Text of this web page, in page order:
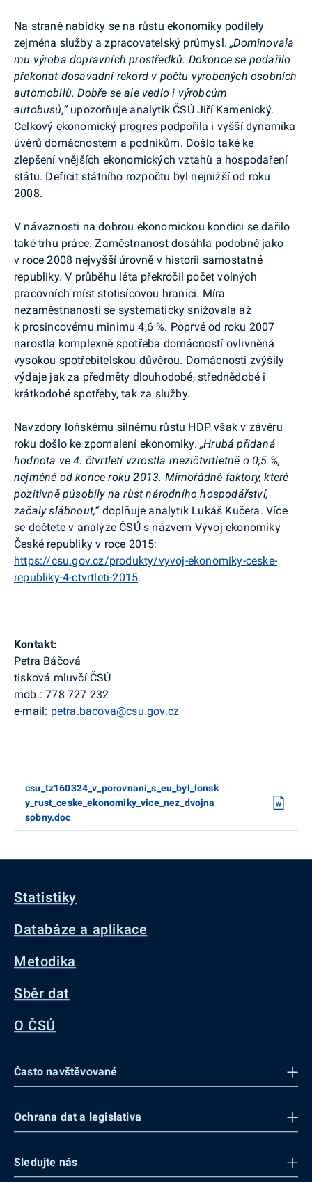
Na straně nabídky se na růstu ekonomiky podílely
zejména služby a zpracovatelský průmysl.„Dominovala
mu výroba dopravních prostředků. Dokonce se podařilo
překonat dosavadní rekord v počtu vyrobených osobních
automobilů. Dobře se ale vedlo i výrobcům
autobusů,“upozorňuje analytik ČSÚ Jiří Kamenický.
Celkový ekonomický progres podpořila i vyšší dynamika
úvěrů domácnostem a podnikům. Došlo také ke
zlepšení vnějších ekonomických vztahů a hospodaření
státu. Deficit státního rozpočtu byl nejnižší od roku
2008.
V návaznosti na dobrou ekonomickou kondici se dařilo
také trhu práce. Zaměstnanost dosáhla podobně jako
v roce 2008 nejvyšší úrovně v historii samostatné
republiky. V průběhu léta překročil počet volných
pracovních míst stotisícovou hranici. Míra
nezaměstnanosti se systematicky snižovala až
k prosincovému minimu 4,6 %. Poprvé od roku 2007
narostla komplexně spotřeba domácností ovlivněná
vysokou spotřebitelskou důvěrou. Domácnosti zvýšily
výdaje jak za předměty dlouhodobé, střednědobé i
krátkodobé spotřeby, tak za služby.
Navzdory loňskému silnému růstu HDP však v závěru
roku došlo ke zpomalení ekonomiky. „Hrubá přidaná
hodnota ve 4. čtvrtletí vzrostla mezičtvrtletně o 0,5 %,
nejméně od konce roku 2013. Mimořádné faktory, které
pozitivně působily na růst národního hospodářství,
začaly slábnout,“ doplňuje analytik Lukáš Kučera. Více
se dočtete v analýze ČSÚ s názvem Vývoj ekonomiky
České republiky v roce 2015:
https://csu.gov.cz/produkty/vyvoj-ekonomiky-ceske-
republiky-4-ctvrtleti-2015.
Kontakt:
Petra Báčová
tisková mluvčí ČSÚ
mob.: 778 727 232
e-mail: petra.bacova@csu.gov.cz
csu_tz160324_v_porovnani_s_eu_byl_lonsk
y_rust_ceske_ekonomiky_vice_nez_dvojna
sobny.doc
Statistiky
Databáze a aplikace
Metodika
Sběr dat
O ČSÚ
Často navštěvované
Ochrana dat a legislativa
Sledujte nás